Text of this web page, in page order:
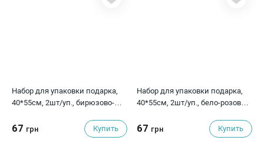
Набор для упаковки подарка,
40*55см, 2шт/уп., бирюзово-
67 грн Купить
Набор для упаковки подарка,
40*55см, 2шт/уп., бело-розовый
67 грн Купить